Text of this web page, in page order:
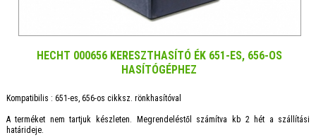
HECHT 000656 KERESZTHASÍTÓ ÉK 651-ES, 656-OS
HASÍTÓGÉPHEZ
Kompatibilis : 651-es, 656-os cikksz. rönkhasítóval
A terméket nem tartjuk készleten. Megrendeléstől számítva kb 2 hét a szállítási
határideje.